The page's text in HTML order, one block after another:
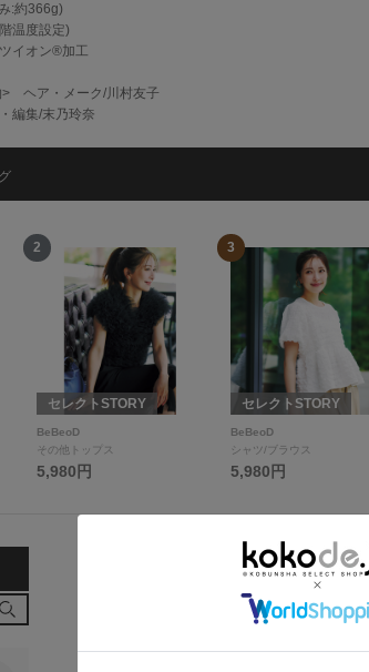
366g)
度設定)
イオン®加工
> ヘア・メーク/川村友子
編集/末乃玲奈
2
セレクトSTORY
BeBeoD
その他トップス
5,980円
3
セレクトSTORY
BeBeoD
シャツ/ブラウス
5,980円
0.
0
s
t
0 レビュー